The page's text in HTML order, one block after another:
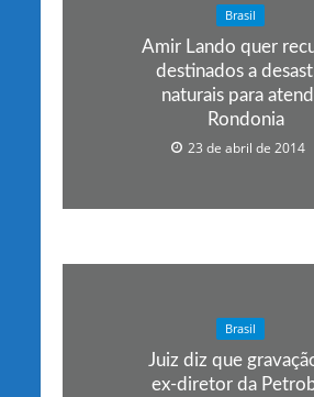
Brasil
Amir Lando quer
destinados a
naturais para
Rondonia
23 de abril de 2014
Brasil
Juiz diz que
ex-diretor da